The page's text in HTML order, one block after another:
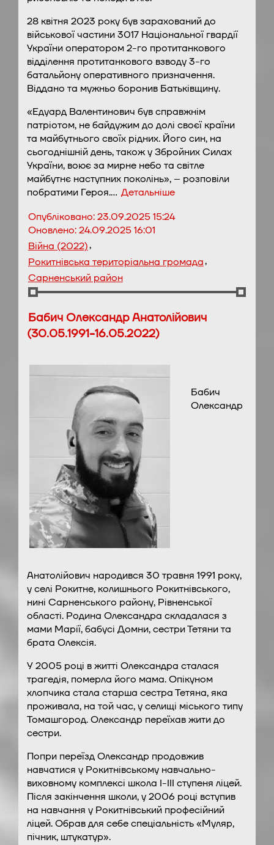
28 квітня 2023 року був зарахований до
військової частини 3017 Національної гвардії
України оператором 2-го протитанкового
відділення протитанкового взводу 3-го
батальйону оперативного призначення.
Віддано та мужньо боронив Батьківщину.
«Едуард Валентинович був справжнім
патріотом, не байдужим до долі своєї країни
та майбутнього своїх рідних. Його син, на
сьогоднішній день, також у Збройних Силах
України, воює за мирне небо та світле
майбутнє наступних поколінь», – розповіли
побратими Героя.… Детальніше
Опубліковано:23.09.2025 15:24
Оновлено:24.09.2025 16:01
Війна (2022),
Рокитнівська територіальна громада,
Сарненський район
Бабич Олександр Анатолійович
(30.05.1991-16.05.2022)
Бабич
Олександр
Анатолійович народився 30 травня 1991 року,
у селі Рокитне, колишнього Рокитнівського,
нині Сарненського району, Рівненської
області. Родина Олександра складалася з
мами Марії, бабусі Домни, сестри Тетяни та
брата Олексія.
У 2005 році в житті Олександра сталася
трагедія, померла його мама. Опікуном
хлопчика стала старша сестра Тетяна, яка
проживала, на той час, у селищі міського типу
Томашгород. Олександр переїхав жити до
сестри.
Попри переїзд Олександр продовжив
навчатися у Рокитнівському навчально-
виховному комплексі школа І-ІІІ ступеня ліцей.
Після закінчення школи, у 2006 році вступив
на навчання у Рокитнівський професійний
ліцей. Обрав для себе спеціальність «Муляр,
пічник, штукатур».